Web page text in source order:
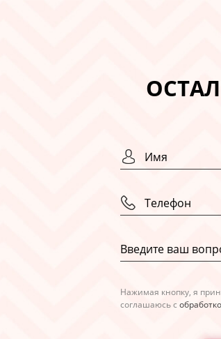
Нажимая кнопку, я
соглашаюсь с